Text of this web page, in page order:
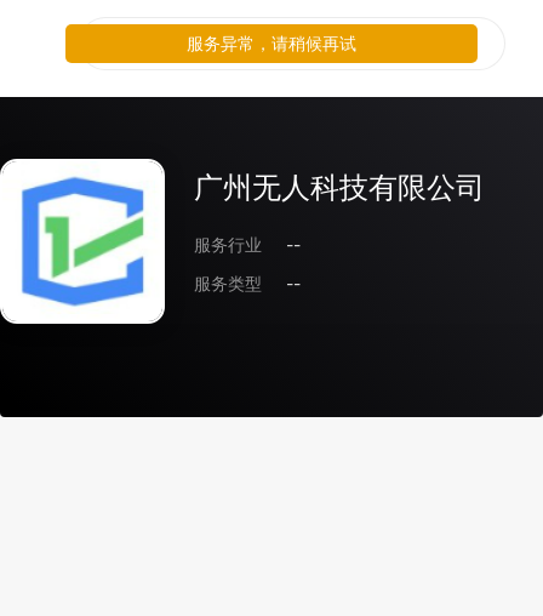
广州无人科技有限公司
服务行业
--
服务类型
--
服务异常，请稍候再试